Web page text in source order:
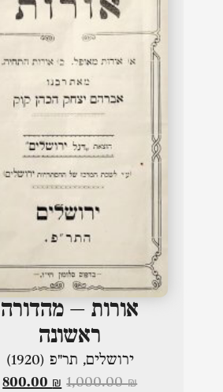
אורות – מהדורה
ראשונה
ירושלים, תר"פ (1920)
1,000.00₪
800.00 ₪